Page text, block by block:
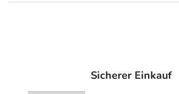
angegebenen Verfallsdatum. Das
sich auf den letzten Tag des
Sicherer Einkauf